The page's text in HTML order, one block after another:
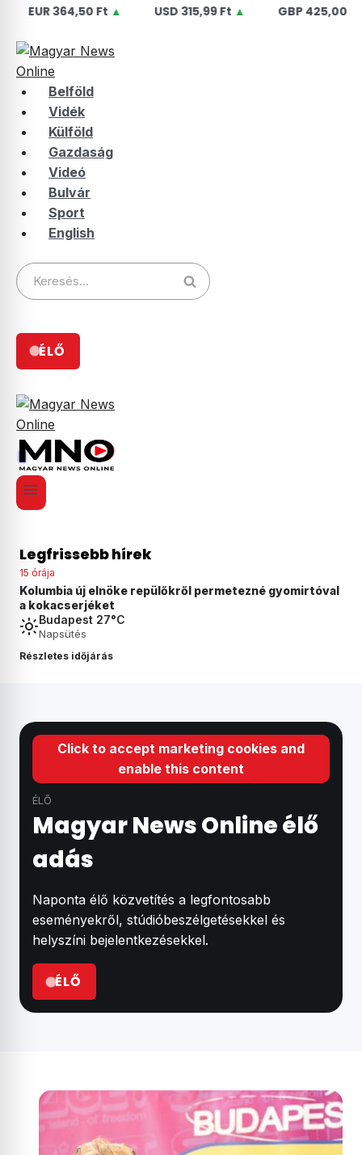
Ft ▲ USD 315,99 Ft▲ GBP 425,00 Ft ▲
Belföld
Vidék
Külföld
Gazdaság
Videó
Bulvár
Sport
English
Keresés:
ÉLŐ
Legfrissebb hírek
16 órája
Agyonvert egy osztrák férfit egy 18 éves magyar fiú
Ausztriában
Budapest 27°C
Napsütés
Részletes időjárás
Click to accept marketing cookies and
enable this content
ÉLŐ
Magyar News Online élő
adás
Naponta élő közvetítés a legfontosabb
eseményekről, stúdióbeszélgetésekkel és
helyszíni bejelentkezésekkel.
ÉLŐ